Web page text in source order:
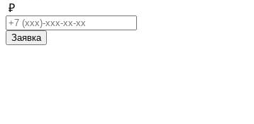
₽
Заявка